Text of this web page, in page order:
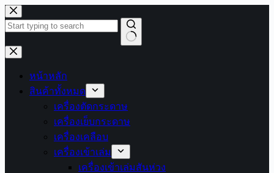
Skip
to
content
No
results
หน้าหลัก
สินค้าทั้งหมด
เครื่องตัดกระดาษ
เครื่องเย็บกระดาษ
เครื่องเคลือบ
เครื่องเข้าเล่ม
เครื่องเข้าเล่มสันห่วง